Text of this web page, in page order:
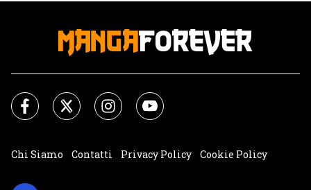
Chi Siamo Contatti Privacy Policy
Cookie Policy